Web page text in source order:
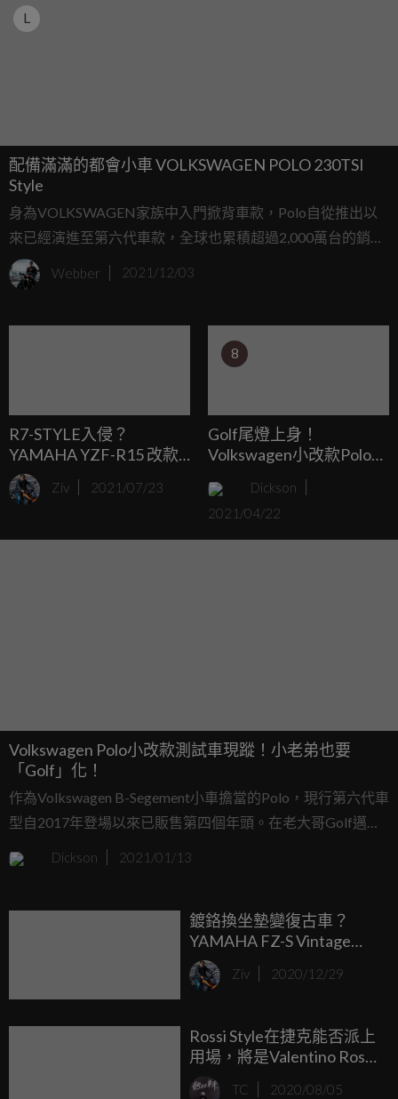
L
配備滿滿的都會小車 VOLKSWAGEN POLO 230TSI
Style
身為VOLKSWAGEN家族中入門掀背車款，Polo自從推出以
來已經演進至第六代車款，全球也累積超過2,000萬台的銷售
紀錄，近期全新世代小改款Polo也登陸台灣市場販售，雖然
預接單同時也是本次試駕的Polo 230TSI Style車款預售價來到
Webber 2021/12/03
R7-STYLE入侵？
YAMAHA YZF-R15 改款
測試車印度曝光！
Ziv 2021/07/23
8
Golf尾燈上身！
Volkswagen小改款Polo正
Dickson
2021/04/22
Volkswagen Polo小改款測試車現蹤！小老弟也要
「Golf」化！
作為Volkswagen B-Segement小車擔當的Polo，現行第六代車
型自2017年登場以來已販售第四個年頭。在老大哥Golf邁向
第八代，以及品牌全新電動車ID.3的推出之後，終於輪到
Polo這個小老弟進行中期改款，而如今原型偽裝車也正在海
Dickson 2021/01/13
鍍鉻換坐墊變復古車？
YAMAHA FZ-S Vintage
Style特仕版
Ziv 2020/12/29
Rossi Style在捷克能否派上
用場，將是Valentino Rossi
再度挑戰頒獎台的關鍵！
TC 2020/08/05